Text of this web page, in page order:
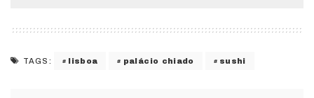
TAGS: lisboa palácio chiado sushi